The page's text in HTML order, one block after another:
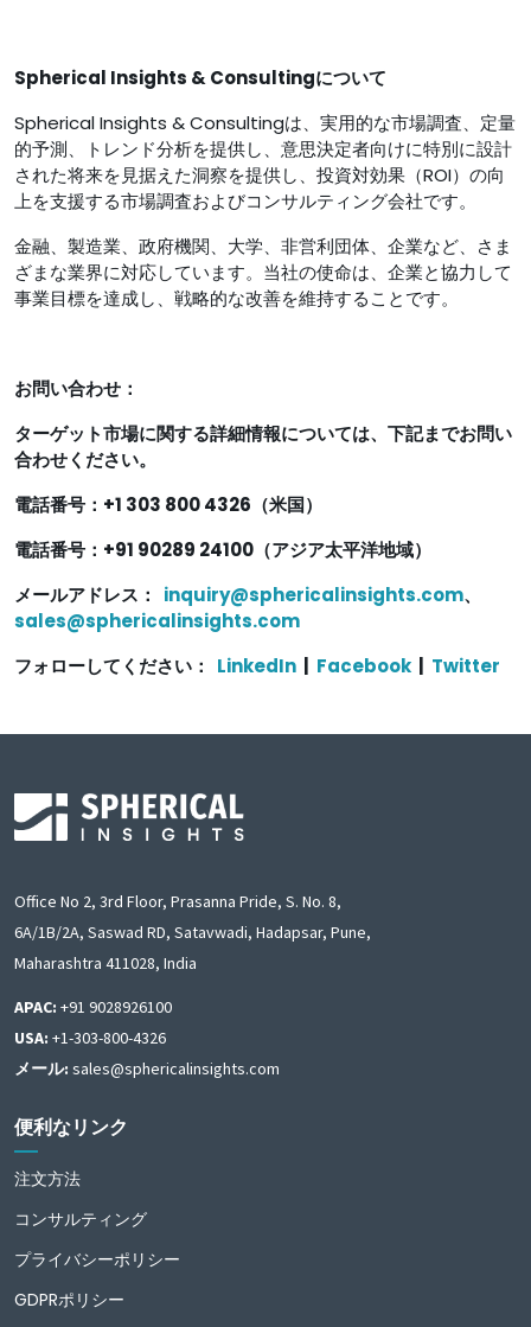
Spherical Insights & Consultingについて
Spherical Insights & Consultingは、実用的な市場調査、定量
的予測、トレンド分析を提供し、意思決定者向けに特別に設計
された将来を見据えた洞察を提供し、投資対効果（ROI）の向
上を支援する市場調査およびコンサルティング会社です。
金融、製造業、政府機関、大学、非営利団体、企業など、さま
ざまな業界に対応しています。当社の使命は、企業と協力して
事業目標を達成し、戦略的な改善を維持することです。
お問い合わせ：
ターゲット市場に関する詳細情報については、下記までお問い
合わせください。
電話番号：+1 303 800 4326（米国）
電話番号：+91 90289 24100（アジア太平洋地域）
メールアドレス： inquiry@sphericalinsights.com、
sales@sphericalinsights.com
フォローしてください： LinkedIn Facebook Twitter
Office No 2, 3rd Floor, Prasanna Pride, S. No. 8,
6A/1B/2A, Saswad RD, Satavwadi, Hadapsar, Pune,
Maharashtra 411028, India
APAC: +91 9028926100
USA: +1-303-800-4326
メール: sales@sphericalinsights.com
便利なリンク
注文方法
コンサルティング
プライバシーポリシー
GDPRポリシー